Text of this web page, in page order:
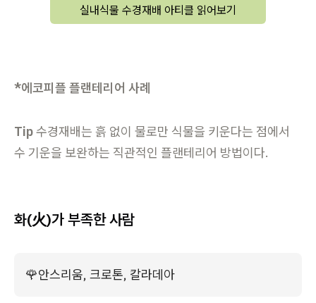
실내식물 수경재배 아티클 읽어보기
*에코피플 플랜테리어 사례
Tip수경재배는 흙 없이 물로만 식물을 키운다는 점에서
수 기운을 보완하는 직관적인 플랜테리어 방법이다.
화(火)가 부족한 사람
🌹안스리움, 크로톤, 칼라데아